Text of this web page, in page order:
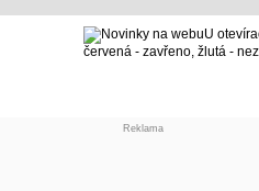
U
červená - zavřeno, žlutá -
Reklama